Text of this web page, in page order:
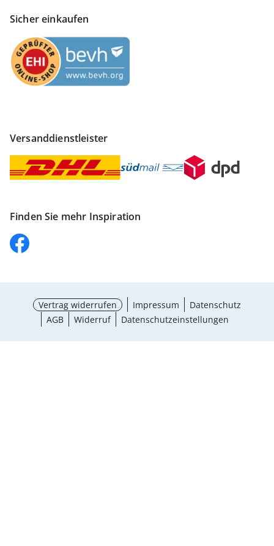
Sicher einkaufen
Versanddienstleister
Finden Sie mehr Inspiration
Vertrag widerrufen Impressum
Datenschutz
AGB
Widerruf Datenschutzeinstellungen